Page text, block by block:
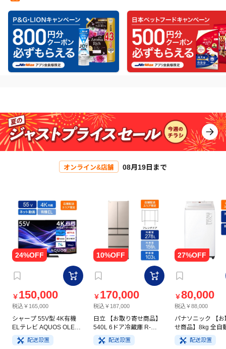
オンライン&店舗 08月19日まで
￥ 150,000
税込￥165,000
シャープ 55V型 4K有機
ELテレビ AQUOS OLED
4T-C55GQ3
配送設置
￥ 170,000
税込￥187,000
日立 【お取り寄せ商品】
540L 6ドア冷蔵庫 R-
HW54V(N) ライトゴール
ド
配送設置
￥80,000
税込￥88,000
パナソニック 【お
せ商品】8kg 全自
洗濯機 NA-
イト
配送設置